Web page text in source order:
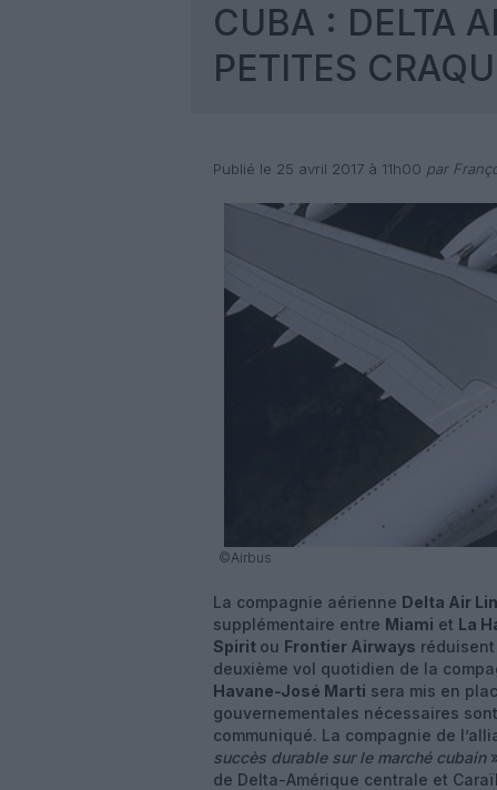
CUBA : DELTA
PETITES
Publié le 25 avril 2017 à 11h00 par
©Airbus
La compagnie aérienne Delta Air
supplémentaire entre Miami et La
Spirit ou Frontier Airways
deuxième vol quotidien de la
Havane-José Marti sera mis en
gouvernementales nécessaires
communiqué. La compagnie de
succès durable sur le marché cubain
de Delta-Amérique centrale et